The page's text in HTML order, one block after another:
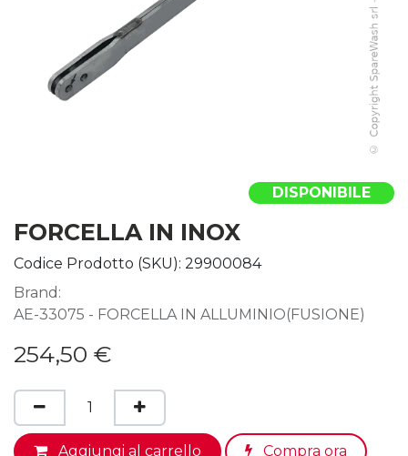
DISPONIBILE
FORCELLA IN INOX
Codice Prodotto (SKU): 29900084
Brand:
AE-33075 - FORCELLA IN ALLUMINIO(FUSIONE)
254,50 €
Aggiungi al carrello Compra ora